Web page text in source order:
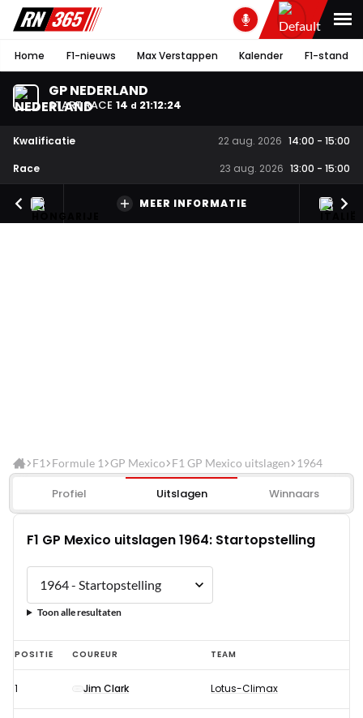
Home F1-nieuws Max Verstappen Kalender F1-stand
GP NEDERLAND
START RACE 14 d 21:12:24
Kwalificatie 22 aug. 2026 14:00 - 15:00
Race
23 aug. 2026 13:00 - 15:00
MEER INFORMATIE
F1 Formule 1 GP Mexico F1 GP Mexico uitslagen 1964
Profiel Uitslagen Winnaars
F1 GP Mexico uitslagen 1964: Startopstelling
Toon alle resultaten
F1
GP
Mexico
POSITIE COUREUR TEAM
1 Jim Clark Lotus-Climax